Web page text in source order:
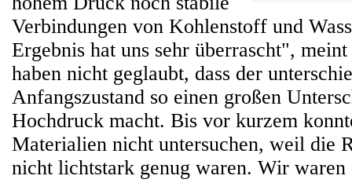
Verbindungen von Kohlenstoff und
Ergebnis hat uns sehr überrascht",
haben nicht geglaubt, dass der
Anfangszustand so einen großen
Hochdruck macht. Bis vor kurzem
Materialien nicht untersuchen, weil die
nicht lichtstark genug waren. Wir waren